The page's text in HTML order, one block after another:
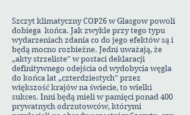
Szczyt klimatyczny COP26 w Glasgow powoli
dobiega końca. Jak zwykle przy tego typu
wydarzeniach zdania co do jego efektów są i
będą mocno rozbieżne. Jedni uważają, że
„akty strzeliste” w postaci deklaracji
definitywnego odejścia od wydobycia węgla
do końca lat „czterdziestych” przez
większość krajów na świecie, to wielki
sukces. Inni będą mieli w pamięci ponad 400
prywatnych odrzutowców, którymi